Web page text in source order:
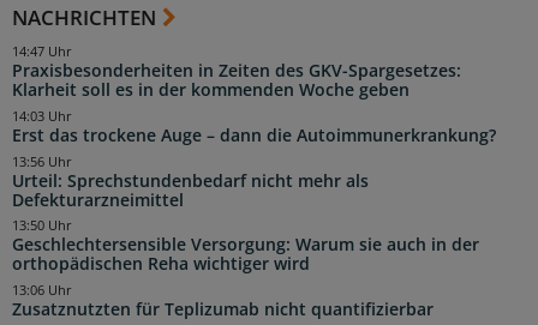
NACHRICHTEN
Praxisbesonderheiten in Zeiten des GKV-Spargesetzes:
Klarheit soll es in der kommenden Woche geben
14:47 Uhr
Erst das trockene Auge – dann die Autoimmunerkrankung?
14:03 Uhr
Urteil: Sprechstundenbedarf nicht mehr als
Defekturarzneimittel
13:56 Uhr
Geschlechtersensible Versorgung: Warum sie auch in der
orthopädischen Reha wichtiger wird
13:50 Uhr
Zusatznutzten für Teplizumab nicht quantifizierbar
13:06 Uhr